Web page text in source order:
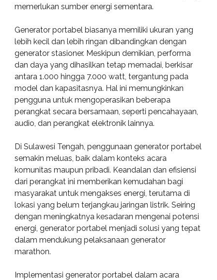
memerlukan sumber energi sementara.
Generator portabel biasanya memiliki ukuran yang
lebih kecil dan lebih ringan dibandingkan dengan
generator stasioner. Meskipun demikian, performa
dan daya yang dihasilkan tetap memadai, berkisar
antara 1.000 hingga 7.000 watt, tergantung pada
model dan kapasitasnya. Hal ini memungkinkan
pengguna untuk mengoperasikan beberapa
perangkat secara bersamaan, seperti pencahayaan,
audio, dan perangkat elektronik lainnya.
Di Sulawesi Tengah, penggunaan generator portabel
semakin meluas, baik dalam konteks acara
komunitas maupun pribadi. Keandalan dan efisiensi
dari perangkat ini memberikan kemudahan bagi
masyarakat untuk mengakses energi, terutama di
lokasi yang belum terjangkau jaringan listrik. Seiring
dengan meningkatnya kesadaran mengenai potensi
energi, generator portabel menjadi solusi yang tepat
dalam mendukung pelaksanaan generator
marathon.
Implementasi generator portabel dalam acara